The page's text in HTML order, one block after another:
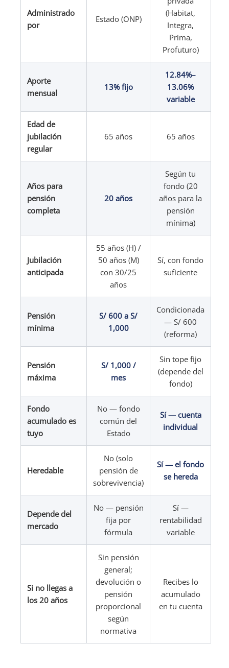
Administrado
por
Estado (ONP)
(Habitat,
Integra,
Prima,
Profuturo)
Aporte
mensual
13% fijo
12.84%–
13.06%
variable
Edad de
jubilación
regular
65 años 65 años
Años para
pensión
completa
20 años
Según tu
fondo (20
años para la
pensión
mínima)
Jubilación
anticipada
55 años (H) /
50 años (M)
con 30/25
años
Sí, con fondo
suficiente
Pensión
mínima
S/ 600 a S/
1,000
Condicionada
— S/ 600
(reforma)
Pensión
máxima
S/ 1,000 /
mes
Sin tope fijo
(depende del
fondo)
Fondo
acumulado es
tuyo
No — fondo
común del
Estado
Sí — cuenta
individual
Heredable
No (solo
pensión de
sobrevivencia)
Sí — el fondo
se hereda
Depende del
mercado
No — pensión
fija por
fórmula
Sí —
rentabilidad
variable
Si no llegas a
los 20 años
Sin pensión
general;
devolución o
pensión
proporcional
según
normativa
Recibes lo
acumulado
en tu cuenta